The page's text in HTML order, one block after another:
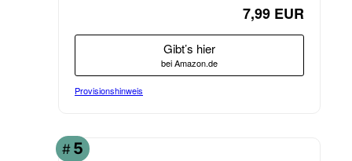
7,99 EUR
Gibt’s hier
bei Amazon.de
Provisionshinweis
# 5